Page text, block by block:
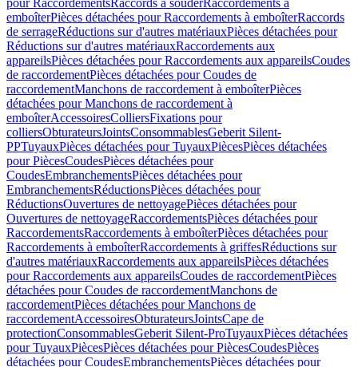
pour RaccordementsRaccords à souderRaccordements à
emboîterPièces détachées pour Raccordements à emboîterRaccords
de serrageRéductions sur d'autres matériauxPièces détachées pour
Réductions sur d'autres matériauxRaccordements aux
appareilsPièces détachées pour Raccordements aux appareilsCoudes
de raccordementPièces détachées pour Coudes de
raccordementManchons de raccordement à emboîterPièces
détachées pour Manchons de raccordement à
emboîterAccessoiresColliersFixations pour
colliersObturateursJointsConsommablesGeberit Silent-
PPTuyauxPièces détachées pour TuyauxPiècesPièces détachées
pour PiècesCoudesPièces détachées pour
CoudesEmbranchementsPièces détachées pour
EmbranchementsRéductionsPièces détachées pour
RéductionsOuvertures de nettoyagePièces détachées pour
Ouvertures de nettoyageRaccordementsPièces détachées pour
RaccordementsRaccordements à emboîterPièces détachées pour
Raccordements à emboîterRaccordements à griffesRéductions sur
d'autres matériauxRaccordements aux appareilsPièces détachées
pour Raccordements aux appareilsCoudes de raccordementPièces
détachées pour Coudes de raccordementManchons de
raccordementPièces détachées pour Manchons de
raccordementAccessoiresObturateursJointsCape de
protectionConsommablesGeberit Silent-ProTuyauxPièces détachées
pour TuyauxPiècesPièces détachées pour PiècesCoudesPièces
détachées pour CoudesEmbranchementsPièces détachées pour